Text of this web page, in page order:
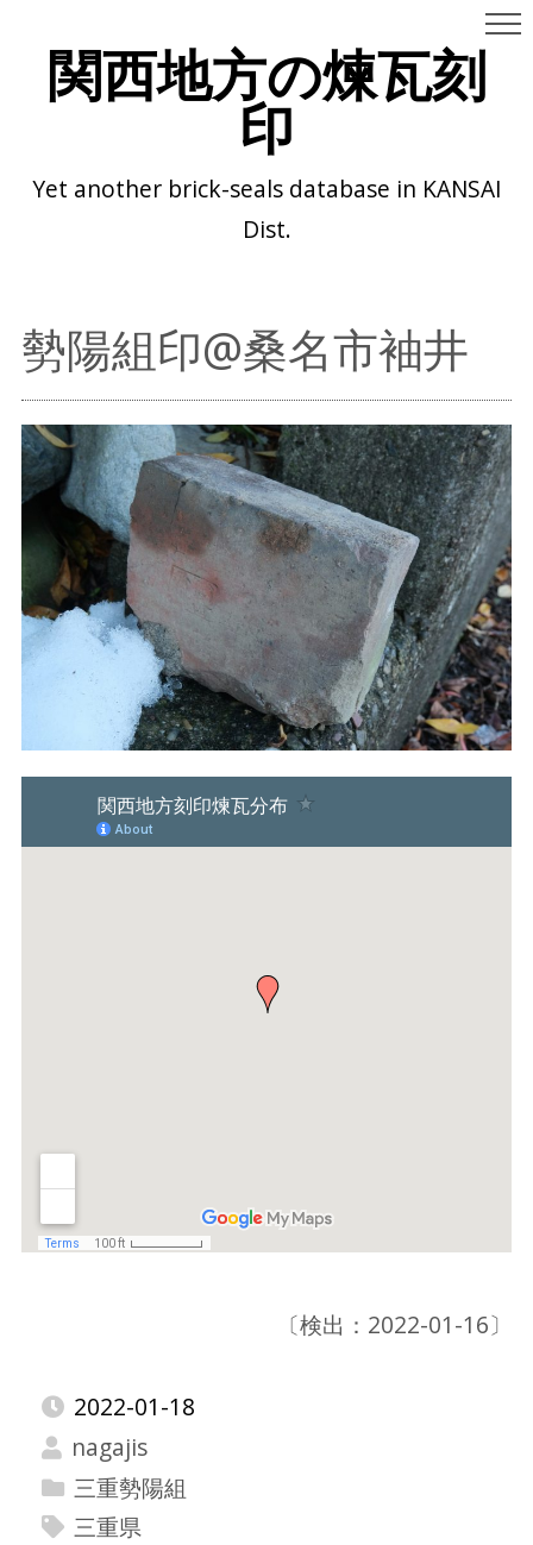
関西地方の煉瓦刻
印
Yet another brick-seals database in KANSAI
Dist.
勢陽組印@桑名市袖井
〔検出：2022-01-16〕
2022-01-18
nagajis
三重勢陽組
三重県